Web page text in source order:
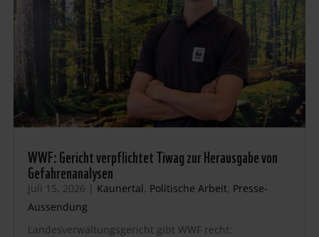
WWF: Gericht verpflichtet Tiwag zur Herausgabe von
Gefahrenanalysen
Juli 15, 2026 | Kaunertal, Politische Arbeit, Presse-
Aussendung
Landesverwaltungsgericht gibt WWF recht: